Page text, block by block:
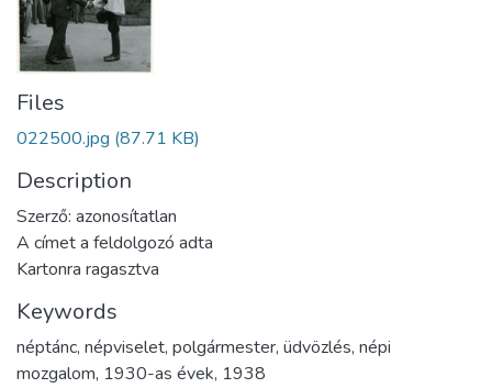
Files
022500.jpg (87.71 KB)
Description
Szerző: azonosítatlan
A címet a feldolgozó adta
Kartonra ragasztva
Keywords
néptánc, népviselet, polgármester, üdvözlés, népi
mozgalom, 1930-as évek, 1938